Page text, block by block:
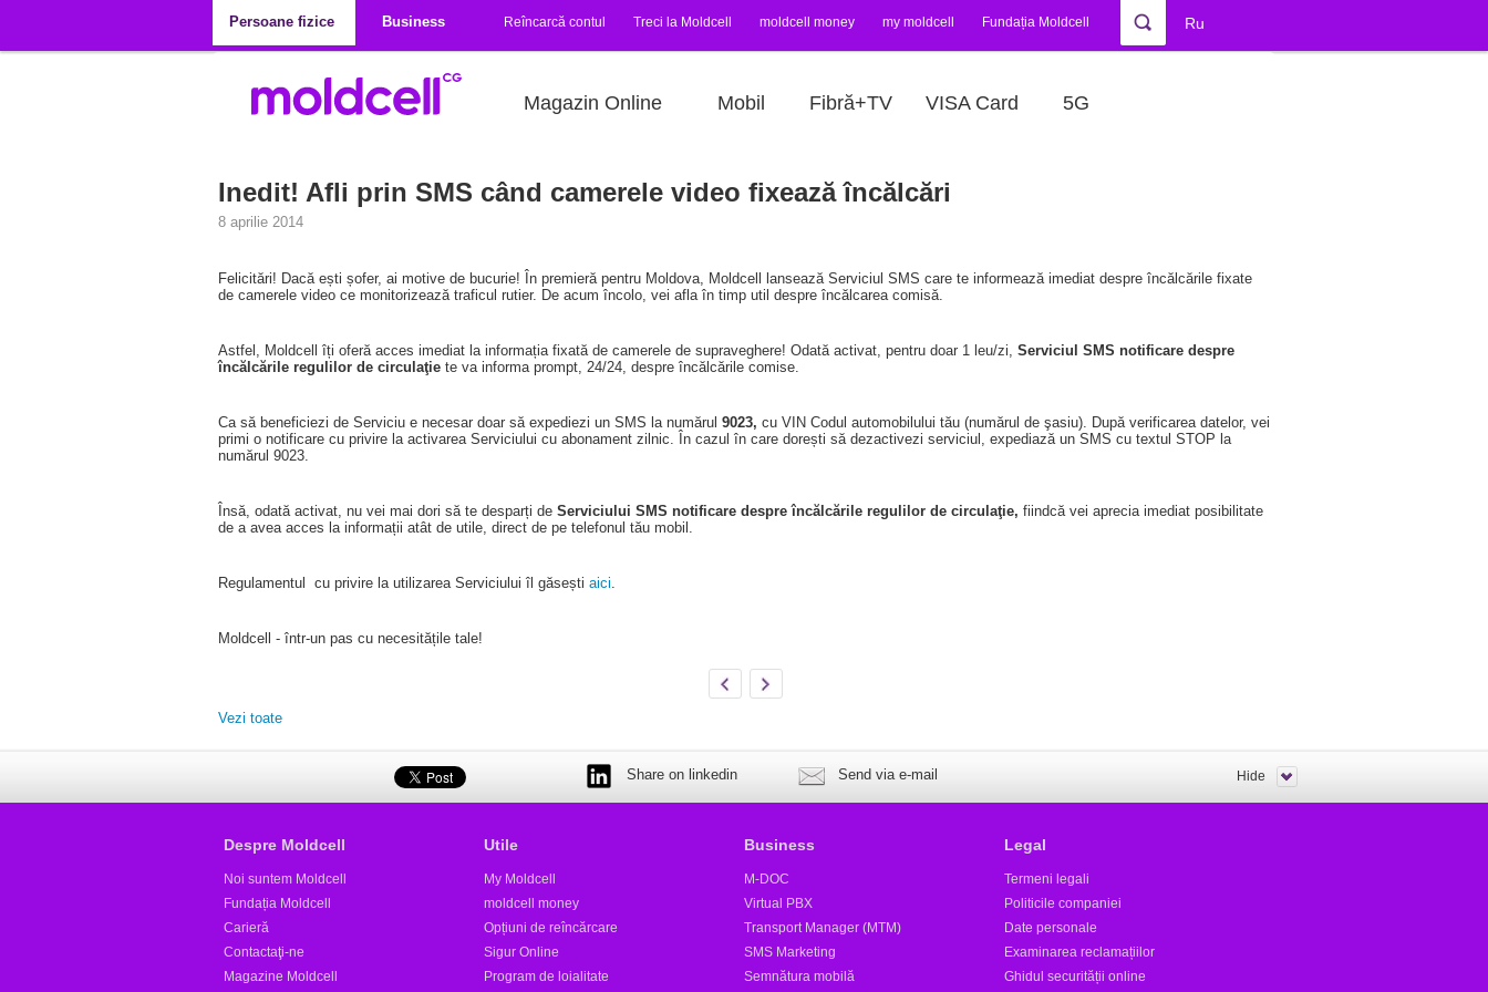
Persoane fizice
Business Reîncarcă contul Treci la Moldcell moldcell money my moldcell Fundația Moldcell Ru
Magazin Online Mobil Fibră+TV VISA Card 5G
Inedit! Afli prin SMS când camerele video fixează încălcări
8 aprilie 2014
Felicitări! Dacă ești șofer, ai motive de bucurie! În premieră pentru Moldova, Moldcell lansează Serviciul SMS care te informează imediat despre încălcările fixate
de camerele video ce monitorizează traficul rutier. De acum încolo, vei afla în timp util despre încălcarea comisă.
Astfel, Moldcell îți oferă acces imediat la informația fixată de camerele de supraveghere! Odată activat, pentru doar 1 leu/zi, Serviciul SMS notificare despre
încălcările regulilor de circulaţiete va informa prompt, 24/24, despre încălcările comise.
Ca să beneficiezi de Serviciu e necesar doar să expediezi un SMS la numărul 9023, cu VIN Codul automobilului tău (numărul de şasiu). După verificarea datelor, vei
primi o notificare cu privire la activarea Serviciului cu abonament zilnic. În cazul în care dorești să dezactivezi serviciul, expediază un SMS cu textul STOP la
numărul 9023.
Însă, odată activat, nu vei mai dori să te desparți deServiciului SMS notificare despre încălcările regulilor de circulaţie, fiindcă vei aprecia imediat posibilitate
de a avea acces la informații atât de utile, direct de pe telefonul tău mobil.
Regulamentul cu privire la utilizarea Serviciului îl găsești aici.
Moldcell - într-un pas cu necesitățile tale!
Vezi toate
Share on linkedin Send via e-mail Hide
Despre Moldcell
Noi suntem Moldcell
Fundația Moldcell
Carieră
Contactaţi-ne
Magazine Moldcell
Utile
My Moldcell
moldcell money
Opțiuni de reîncărcare
Sigur Online
Program de loialitate
Business
M-DOC
Virtual PBX
Transport Manager (MTM)
SMS Marketing
Semnătura mobilă
Legal
Termeni legali
Politicile companiei
Date personale
Examinarea reclamațiilor
Ghidul securității online